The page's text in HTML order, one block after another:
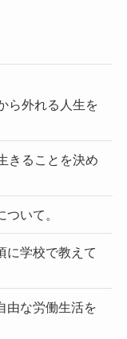
ら外れる人生を
きることを決め
いて。
に学校で教えて
由な労働生活を